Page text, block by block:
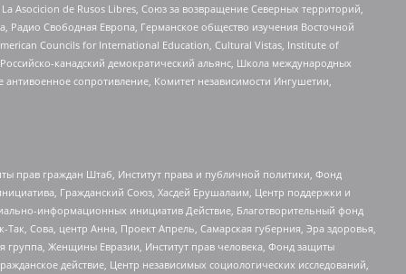
de Rusos Libres, Союз за возвращение Северных территорий,
Радио Свободная Европа, Германское общество изучения Восточной
Councils for International Education, Cultural Vistas, Institute of
канадский демократический альянс, Школа международных
сопротивление, Комитет независимости Ингушетии,
прав граждан Штаб, Институт права и публичной политики, Фонд
Гражданский Союз, Хасдей Ерушалаим, Центр поддержки и
информационных инициатив Действие, Благотворительный фонд
Сова, центр Анна, Проект Апрель, Самарская губерния, Эра здоровья,
Женщины Евразии, Институт прав человека, Фонд защиты
действие, Центр независимых социологических исследований,